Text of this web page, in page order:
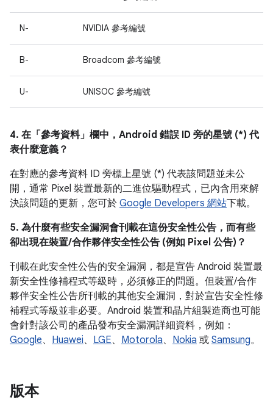
N- NVIDIA 參考編號
B- Broadcom 參考編號
U- UNISOC 參考編號
4. 在「參考資料」 欄中，Android 錯誤 ID 旁的星號 (*) 代
表什麼意義？
在對應的參考資料 ID 旁標上星號 (*) 代表該問題並未公
開，通常 Pixel 裝置最新的二進位驅動程式，已內含用來解
決該問題的更新，您可於 Google Developers 網站下載。
5. 為什麼有些安全漏洞會刊載在這份安全性公告，而有些
卻出現在裝置/合作夥伴安全性公告 (例如 Pixel 公告)？
刊載在此安全性公告的安全漏洞，都是宣告 Android 裝置最
新安全性修補程式等級時，必須修正的問題。但裝置/合作
夥伴安全性公告所刊載的其他安全漏洞，對於宣告安全性修
補程式等級並非必要。Android 裝置和晶片組製造商也可能
會針對該公司的產品發布安全漏洞詳細資料，例如：
Google、 Huawei、 LGE、 Motorola、 Nokia 或 Samsung。
版本